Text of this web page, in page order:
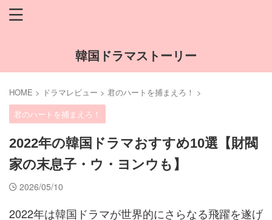
韓国ドラマストーリー
HOME > ドラマレビュー > 君のハートを捕まえろ！ >
君のハートを捕まえろ！
2022年の韓国ドラマおすすめ10選【財閥
家の末息子・ウ・ヨンウも】
2026/05/10
2022年は韓国ドラマが世界的にさらなる飛躍を遂げ